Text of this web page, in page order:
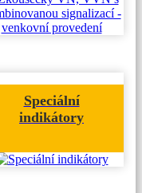
Speciální
indikátory